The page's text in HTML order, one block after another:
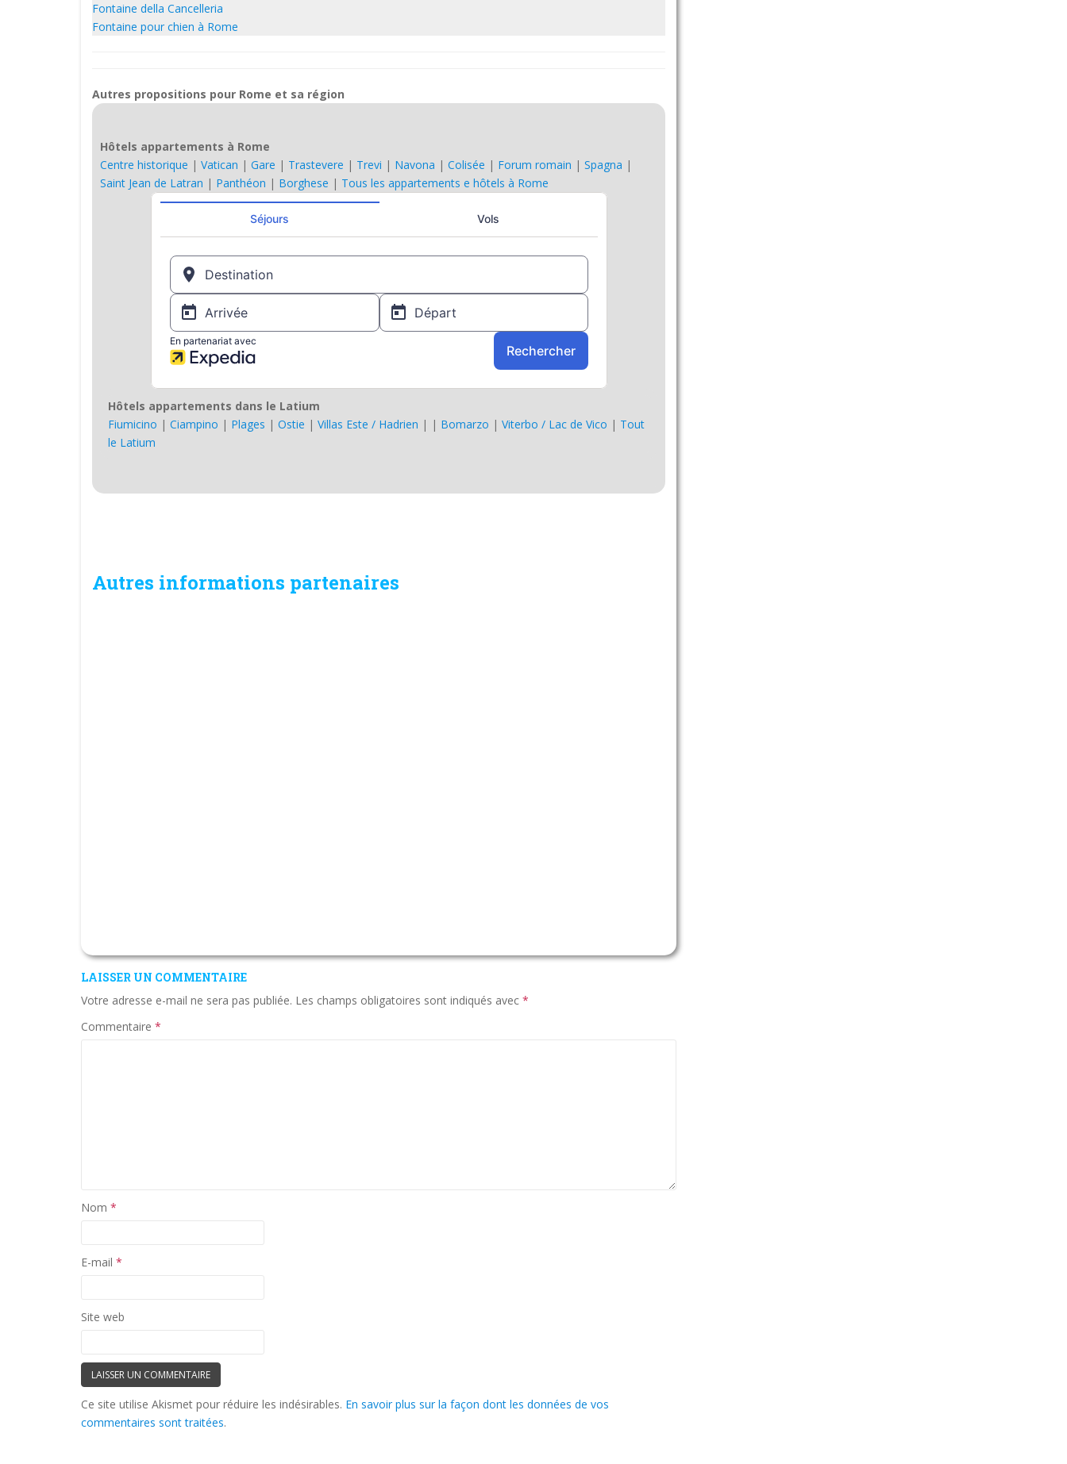
Fontaine della Cancelleria
Fontaine pour chien à Rome
Autres propositions pour Rome et sa région
Hôtels appartements à Rome
Centre historique | Vatican | Gare | Trastevere | Trevi | Navona | Colisée | Forum romain | Spagna |
Saint Jean de Latran | Panthéon | Borghese | Tous les appartements e hôtels à Rome
Hôtels appartements dans le Latium
Fiumicino | Ciampino | Plages | Ostie | Villas Este / Hadrien | | Bomarzo | Viterbo / Lac de Vico | Tout
le Latium
Autres informations partenaires
LAISSER UN COMMENTAIRE
Votre adresse e-mail ne sera pas publiée. Les champs obligatoires sont indiqués avec *
Commentaire *
Nom *
E-mail *
Site web
Ce site utilise Akismet pour réduire les indésirables. En savoir plus sur la façon dont les données de vos
commentaires sont traitées.